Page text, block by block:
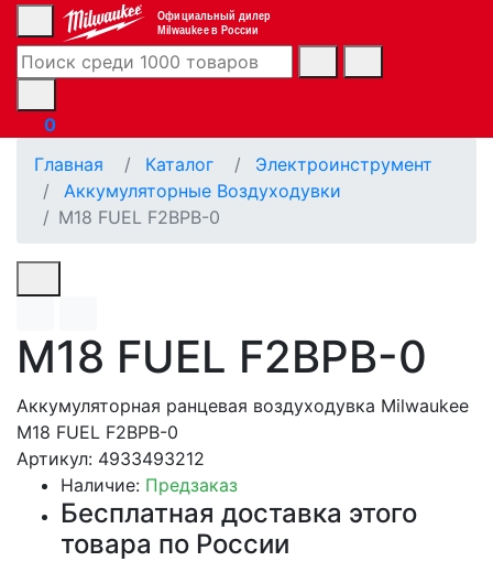
Официальный дилер
Milwaukee в России
0
Главная
Каталог
Электроинструмент
Аккумуляторные Воздуходувки
M18 FUEL F2BPB-0
M18 FUEL F2BPB-0
Аккумуляторная ранцевая воздуходувка Milwaukee
M18 FUEL F2BPB-0
Артикул: 4933493212
Наличие: Предзаказ
Бесплатная доставка этого
товара по России